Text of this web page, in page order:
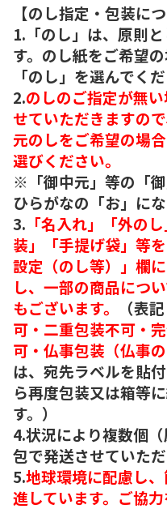
【のし指定・包装につ
1.「のし」は、原則
す。のし紙をご希望
「のし」を選んでくだ
2.のしのご指定が無
せていただきますの
元のしをご希望の場
選びください。
※「御中元」等の「
ひらがなの「お」に
3. 「名入れ」「外の
装」「手提げ袋」等
設定（のし等）」欄
し、一部の商品につ
もございます。
（表記
可・二重包装不可・
可・仏事包装（仏事の
は、宛先ラベルを貼
ら再度包装又は箱等
す。）
4.状況により複数個
包で発送させていた
5.地球環境に配慮し
進しています。ご協力